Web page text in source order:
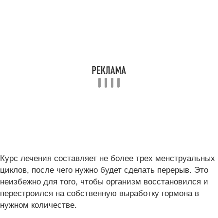
Курс лечения составляет не более трех менструальных
циклов, после чего нужно будет сделать перерыв. Это
неизбежно для того, чтобы организм восстановился и
перестроился на собственную выработку гормона в
нужном количестве.